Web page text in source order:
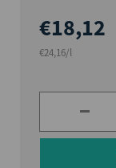
€18,12
€24,16/l